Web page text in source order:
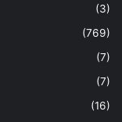
(3)
(769)
(7)
(7)
(16)